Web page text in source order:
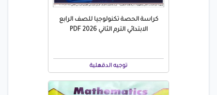
كراسة الحصة تكنولوجيا للصف الرابع
الابتدائي الترم الثاني 2026 PDF
توجيه الدقهلية